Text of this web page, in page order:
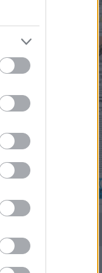
στην
μας.
στην
20:36
20:12